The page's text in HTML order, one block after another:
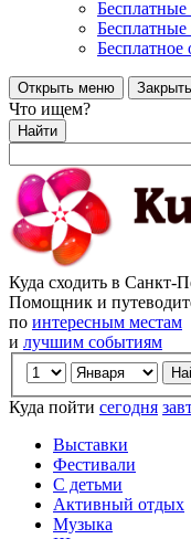
Бесплатное
Открыть меню
Что ищем?
Найти
Куда сходить в Санкт-
Помощник и
по интересным местам
и лучшим событиям
Куда пойти сегодня
Выставки
Фестивали
С детьми
Активный отдых
Музыка